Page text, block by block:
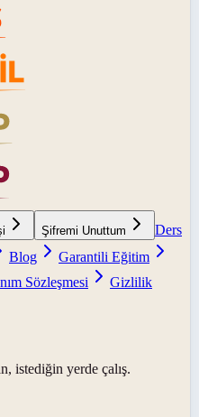
Şifremi Unuttum
Ders
Blog
Garantili Eğitim
Sözleşmesi
Gizlilik
istediğin yerde çalış.